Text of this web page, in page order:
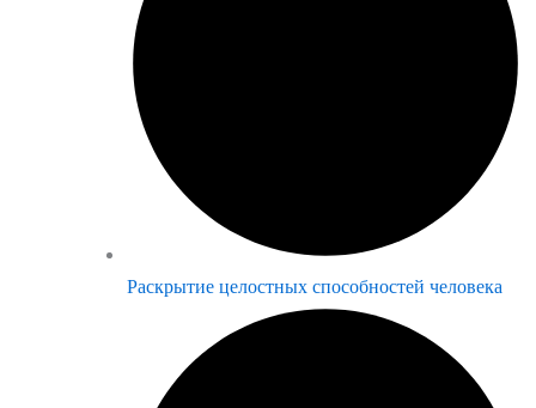
Раскрытие целостных способностей человека